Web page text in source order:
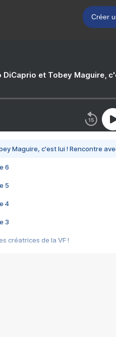
Créer
DiCaprio et Tobey Maguire,
Maguire, c'est lui ! Rencontre
6
5
4
3
créatrices de la VF !